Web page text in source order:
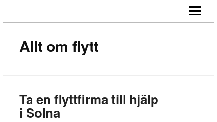
KONTAKT
Allt om flytt
Ta en flyttfirma till hjälp
i Solna